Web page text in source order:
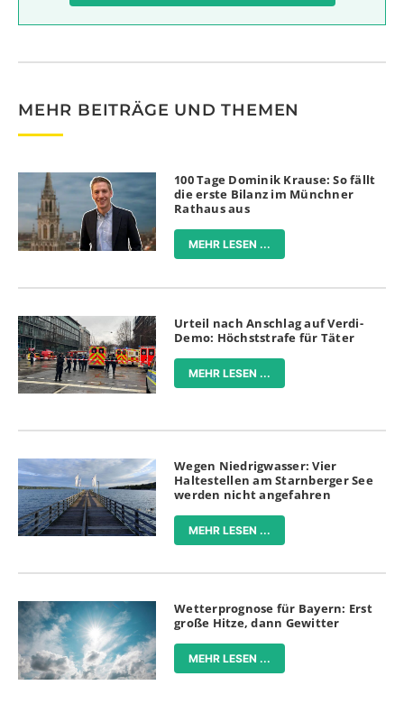
MEHR BEITRÄGE UND THEMEN
100 Tage Dominik Krause: So fällt
die erste Bilanz im Münchner
Rathaus aus
MEHR LESEN ...
Urteil nach Anschlag auf Verdi-
Demo: Höchststrafe für Täter
MEHR LESEN ...
Wegen Niedrigwasser: Vier
Haltestellen am Starnberger See
werden nicht angefahren
MEHR LESEN ...
Wetterprognose für Bayern: Erst
große Hitze, dann Gewitter
MEHR LESEN ...